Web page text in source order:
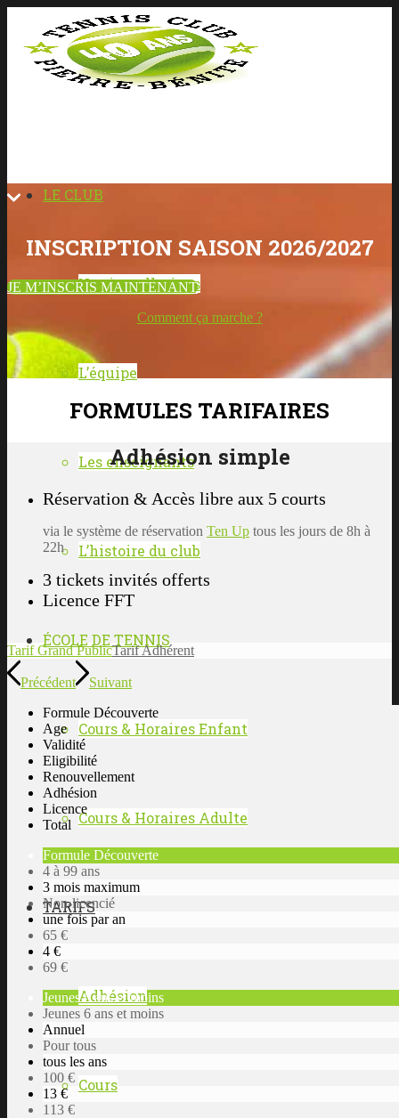
LE CLUB
Nos installations
L’équipe
Les enseignants
L’histoire du club
ÉCOLE DE TENNIS
Cours & Horaires Enfant
Cours & Horaires Adulte
TARIFS
Adhésion
Cours
INSCRIPTION SAISON 2026/2027
JE M’INSCRIS MAINTENANT
Comment ça marche ?
FORMULES TARIFAIRES
Adhésion simple
Réservation & Accès libre aux 5 courts
via le système de réservation Ten Up tous les jours de 8h à
22h
3 tickets invités offerts
Licence FFT
Tarif Grand PublicTarif Adhérent
Précédent
Suivant
Formule Découverte
Age
Validité
Eligibilité
Renouvellement
Adhésion
Licence
Total
Formule Découverte
4 à 99 ans
3 mois maximum
Non-licencié
une fois par an
65 €
4 €
69 €
Jeunes 6 ans et moins
Jeunes 6 ans et moins
Annuel
Pour tous
tous les ans
100 €
13 €
113 €